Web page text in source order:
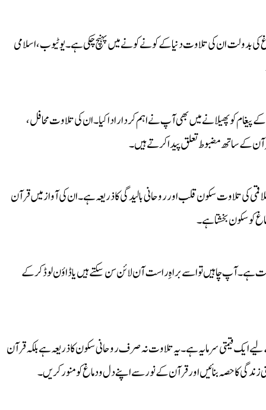
کی بدولت ان کی تلاوت دنیا کے کونے کونے میں پہنچ چکی ہے۔ یوٹیوب، اسلامی
کو پھیلانے میں بھی آپ نے اہم کردار ادا کیا۔ ان کی تلاوت محافل،
کے ساتھ مضبوط تعلق پیدا کرتے ہیں۔
کی تلاوت سکون قلب اور روحانی بالیدگی کا ذریعہ ہے۔ ان کی آواز میں قرآن
کو سکون بخشتا ہے۔
ہے۔ آپ چاہیں تو اسے براہِ راست آن لائن سن سکتے ہیں یا ڈاؤن لوڈ کر کے
ایک قیمتی سرمایہ ہے۔ یہ تلاوت نہ صرف روحانی سکون کا ذریعہ ہے بلکہ قرآن
کا حصہ بنائیں اور قرآن کے نور سے اپنے دل و دماغ کو منور کریں۔